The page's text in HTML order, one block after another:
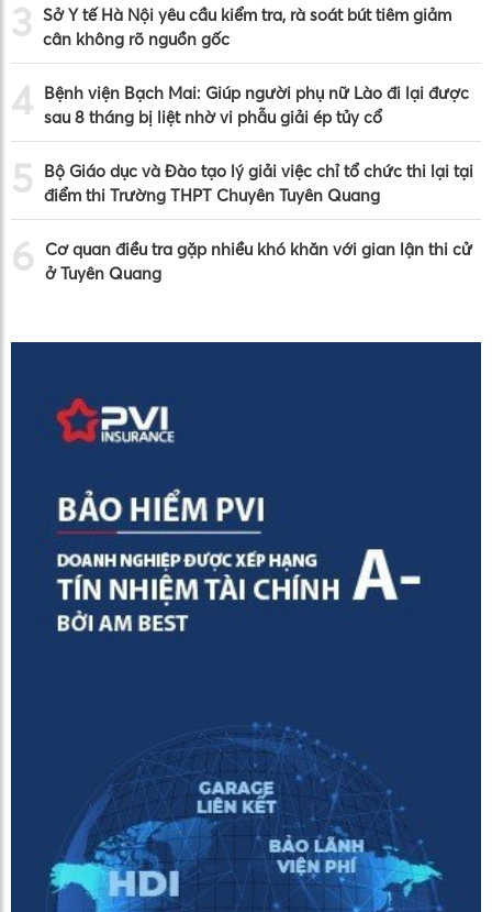
3 Sở Y tế Hà Nội yêu cầu kiểm tra, rà soát bút tiêm giảm
cân không rõ nguồn gốc
4 Bệnh viện Bạch Mai: Giúp người phụ nữ Lào đi lại được
sau 8 tháng bị liệt nhờ vi phẫu giải ép tủy cổ
5
Bộ Giáo dục và Đào tạo lý giải việc chỉ tổ chức thi lại tại
điểm thi Trường THPT Chuyên Tuyên Quang
6
Cơ quan điều tra gặp nhiều khó khăn với gian lận thi cử
ở Tuyên Quang